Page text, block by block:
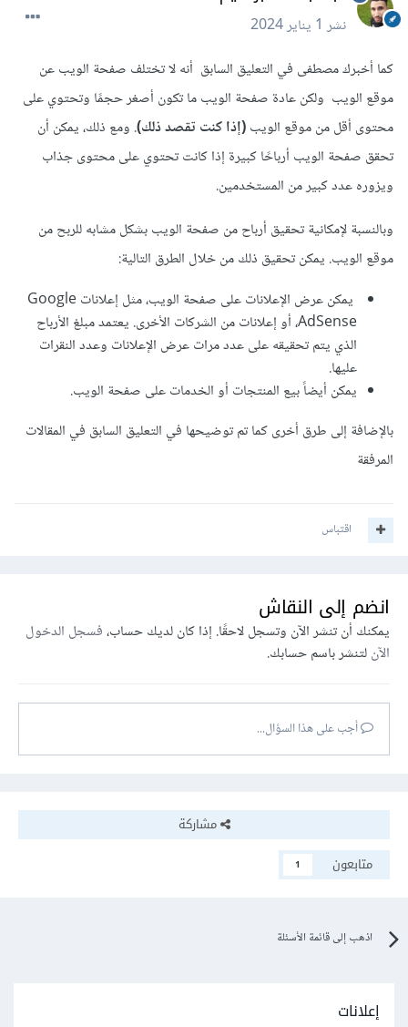
نشر1 يناير 2024
كما أخبرك مصطفى في التعليق السابق أنه لا تختلف صفحة الويب عن
موقع الويب ولكن عادة صفحة الويب ما تكون أصغر حجمًا وتحتوي على
محتوى أقل من موقع الويب(إذا كنت تقصد ذلك). ومع ذلك، يمكن أن
تحقق صفحة الويب أرباحًا كبيرة إذا كانت تحتوي على محتوى جذاب
ويزوره عدد كبير من المستخدمين.
وبالنسبة لإمكانية تحقيق أرباح من صفحة الويب بشكل مشابه للربح من
موقع الويب. يمكن تحقيق ذلك من خلال الطرق التالية:
يمكن عرض الإعلانات على صفحة الويب، مثل إعلانات Google
AdSense، أو إعلانات من الشركات الأخرى. يعتمد مبلغ الأرباح
الذي يتم تحقيقه على عدد مرات عرض الإعلانات وعدد النقرات
عليها.
يمكن أيضاً بيع المنتجات أو الخدمات على صفحة الويب.
بالإضافة إلى طرق أخرى كما تم توضيحها في التعليق السابق في المقالات
المرفقة
اقتباس
انضم إلى النقاش
يمكنك أن تنشر الآن وتسجل لاحقًا. إذا كان لديك حساب،فسجل الدخول
الآنلتنشر باسم حسابك.
أجب على هذا السؤال...
مشاركة
متابعون
1
اذهب إلى قائمة الأسئلة
إعلانات